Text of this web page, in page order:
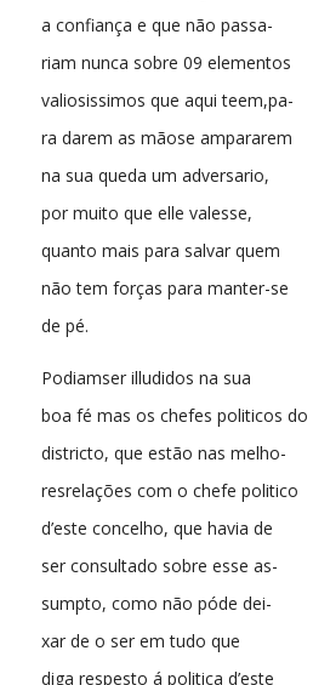
a confiança e que não passa-
riam nunca sobre 09 elementos
valiosissimos que aqui teem,pa-
ra darem as mãose ampararem
na sua queda um adversario,
por muito que elle valesse,
quanto mais para salvar quem
não tem forças para manter-se
de pé.
Podiamser illudidos na sua
boa fé mas os chefes politicos do
districto, que estão nas melho-
resrelações com o chefe politico
d’este concelho, que havia de
ser consultado sobre esse as-
sumpto, como não póde dei-
xar de o ser em tudo que
diga respesto á politica d’este